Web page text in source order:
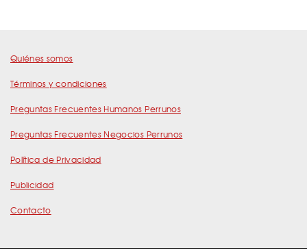
Quiénes somos
Términos y condiciones
Preguntas Frecuentes Humanos Perrunos
Preguntas Frecuentes Negocios Perrunos
Política de Privacidad
Publicidad
Contacto